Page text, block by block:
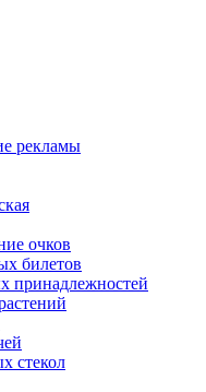
рекламы
очков
билетов
принадлежностей
стекол